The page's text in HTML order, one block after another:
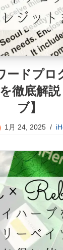
ードプ
徹底解
ブ】
1月 24, 2025